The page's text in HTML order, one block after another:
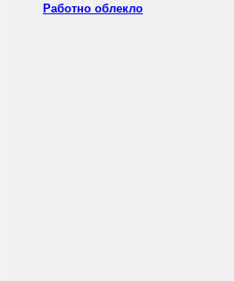
Работно облекло